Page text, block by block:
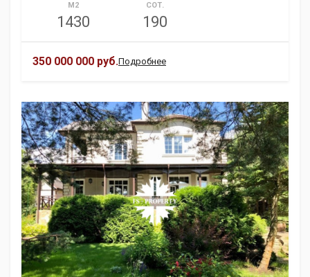
М2
1430
СОТ.
190
350 000 000 руб.Подробнее